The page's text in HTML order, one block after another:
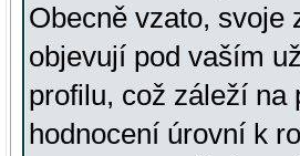
Obecně vzato, svoje
objevují pod vaším
profilu, což záleží na
hodnocení úrovní k